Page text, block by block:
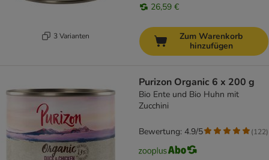
3 Varianten
26,59 €
Zum Warenkorb
hinzufügen
Purizon Organic 6 x 200 g
Bio Ente und Bio Huhn mit
Zucchini
Bewertung: 4.9/5 (122)